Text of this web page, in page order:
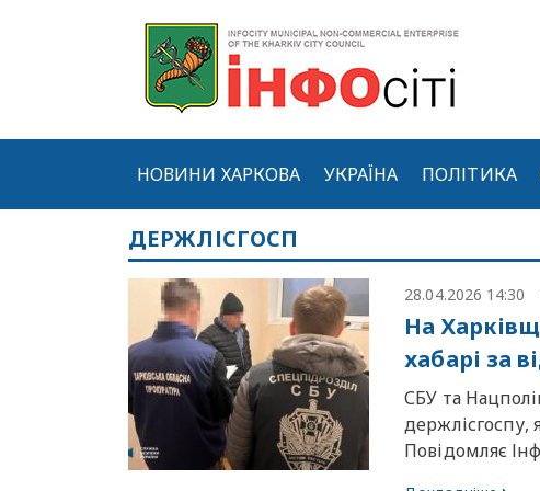
НОВИНИ ХАРКОВА УКРАЇНА ПОЛІТИКА
ДЕРЖЛІСГОСП
28.04.2026 14:30
На
хабарі за
СБУ та
держлісгоспу,
Повідомляє